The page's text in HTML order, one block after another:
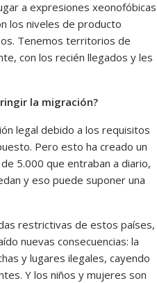
a expresiones xeonofóbicas
los niveles de producto
Tenemos territorios de
con los recién llegados y les
la migración?
legal debido a los requisitos
Pero esto ha creado un
5.000 que entraban a diario,
y eso puede suponer una
restrictivas de estos países,
nuevas consecuencias: la
y lugares ilegales, cayendo
Y los niños y mujeres son